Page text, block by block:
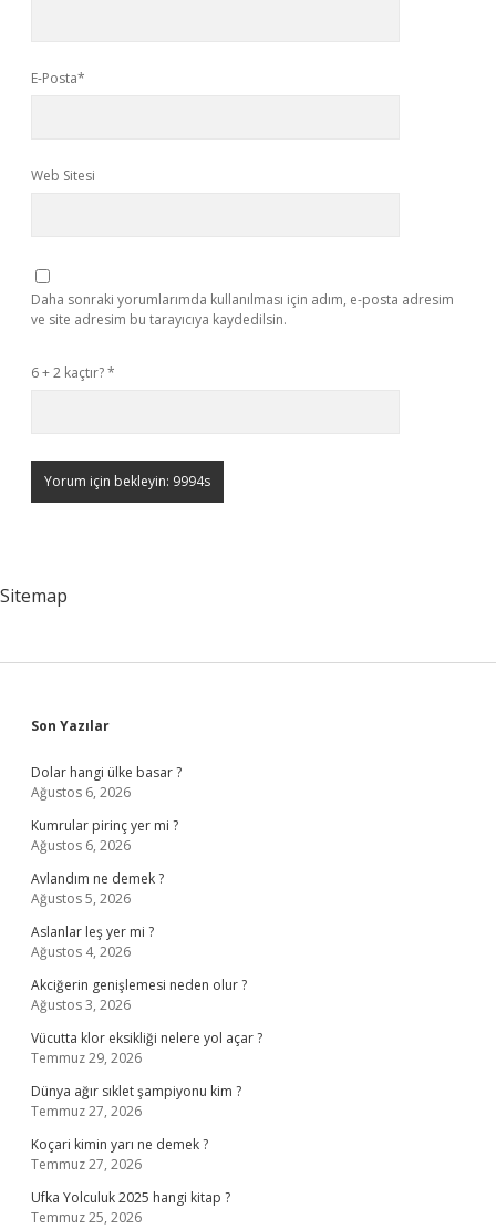
E-Posta*
Web Sitesi
Daha sonraki yorumlarımda kullanılması için adım, e-posta adresim
ve site adresim bu tarayıcıya kaydedilsin.
6 + 2 kaçtır?*
Sitemap
Sidebar
Son Yazılar
Dolar hangi ülke basar ?
Ağustos 6, 2026
Kumrular pirinç yer mi ?
Ağustos 6, 2026
Avlandım ne demek ?
Ağustos 5, 2026
Aslanlar leş yer mi ?
Ağustos 4, 2026
Akciğerin genişlemesi neden olur ?
Ağustos 3, 2026
Vücutta klor eksikliği nelere yol açar ?
Temmuz 29, 2026
Dünya ağır sıklet şampiyonu kim ?
Temmuz 27, 2026
Koçari kimin yarı ne demek ?
Temmuz 27, 2026
Ufka Yolculuk 2025 hangi kitap ?
Temmuz 25, 2026